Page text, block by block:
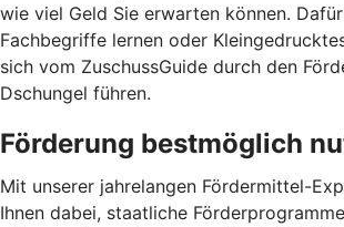
wie viel Geld Sie erwarten können.
Fachbegriffe lernen oder
sich vom ZuschussGuide durch den
Dschungel führen.
Förderung bestmöglich
Mit unserer jahrelangen Fördermittel-
Ihnen dabei, staatliche